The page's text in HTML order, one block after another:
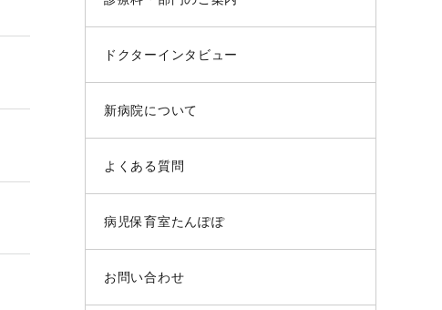
ドクターインタビュー
新病院について
よくある質問
病児保育室たんぽぽ
お問い合わせ